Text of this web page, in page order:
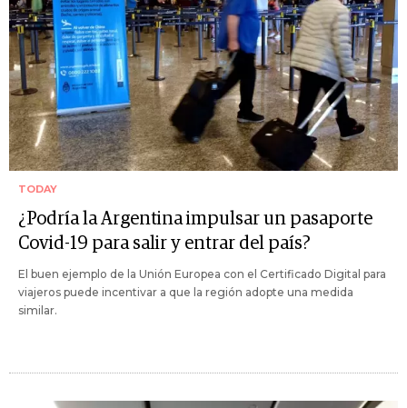
TODAY
¿Podría la Argentina impulsar un pasaporte
Covid-19 para salir y entrar del país?
El buen ejemplo de la Unión Europea con el Certificado Digital para
viajeros puede incentivar a que la región adopte una medida
similar.